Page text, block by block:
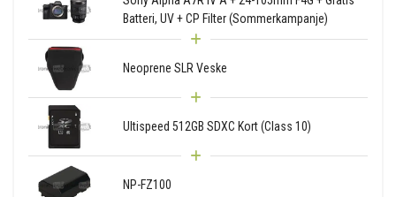
Batteri, UV + CP Filter (Sommerkampanje)
Neoprene SLR Veske
Ultispeed 512GB SDXC Kort (Class 10)
NP-FZ100